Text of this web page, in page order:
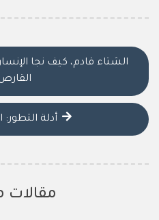
الشتاء قادم، كيف نجا
أدلة
مقالات